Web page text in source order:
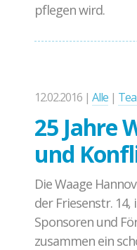
pflegen wird.
12.02.2016 | Alle |
25 Jahre
und
Die Waage
der Friesenstr. 14,
Sponsoren und
zusammen ein